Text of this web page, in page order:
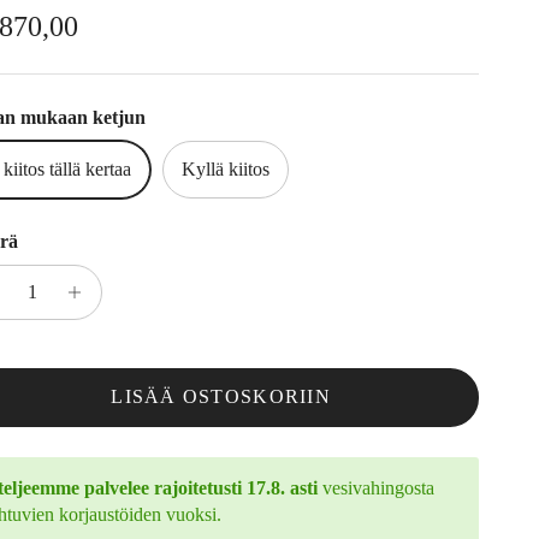
mukaan ketjun
tällä kertaa Kyllä kiitos
LISÄÄ OSTOSKORIIN
palvelee rajoitetusti 17.8. astivesivahingosta
korjaustöiden vuoksi.